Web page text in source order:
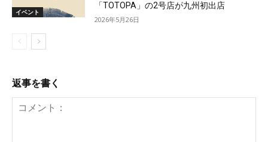
イベント
「TOTOPA」の2号店が九州初出店
2026年5月26日
返事を書く